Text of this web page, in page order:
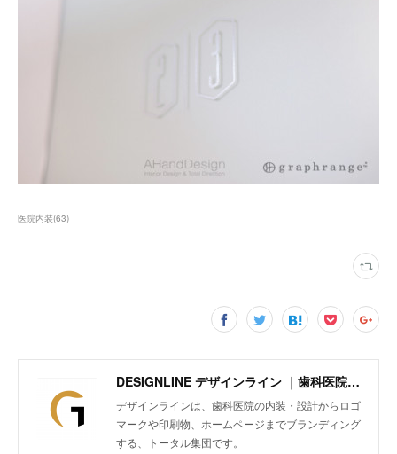
医院内装(63)
DESIGNLINE デザインライン ｜歯科医院の内装・設計からロゴマークや印刷物、ホームページまでトータルにブランディング
デザインラインは、歯科医院の内装・設計からロゴ
マークや印刷物、ホームページまでブランディング
する、トータル集団です。